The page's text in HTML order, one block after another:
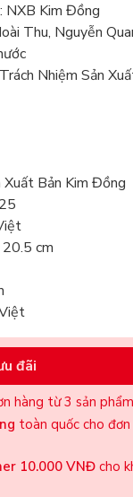
NXB Kim Đồng
Thu, Nguyễn
Nhiệm Sản
Xuất Bản Kim Đồng
cm
đãi
hàng từ 3 sản
toàn quốc cho
10.000 VNĐ cho